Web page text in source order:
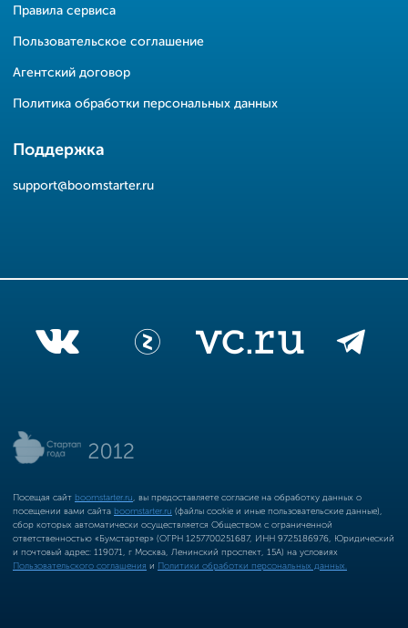
Правила сервиса
Пользовательское соглашение
Агентский договор
Политика обработки персональных данных
Поддержка
support@boomstarter.ru
Посещая сайт boomstarter.ru , вы предоставляете согласие на обработку данных о
посещении вами сайта boomstarter.ru (файлы cookie и иные пользовательские данные),
сбор которых автоматически осуществляется Обществом с ограниченной
ответственностью «Бумстартер» (ОГРН 1257700251687, ИНН 9725186976, Юридический
и почтовый адрес: 119071, г Москва, Ленинский проспект, 15А) на условиях
Пользовательского соглашения и Политики обработки персональных данных.